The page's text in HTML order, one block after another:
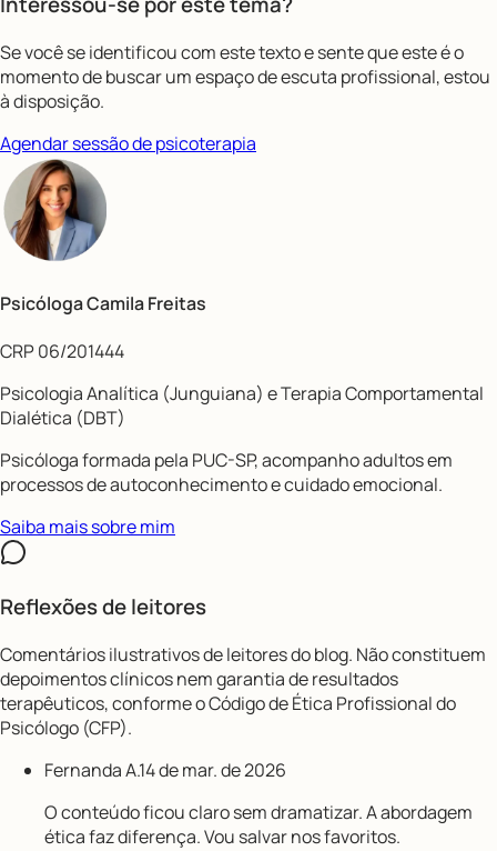
Se você se identificou com este texto e sente que este é o
momento de buscar um espaço de escuta profissional, estou
à disposição.
Agendar sessão de psicoterapia
Psicóloga Camila Freitas
CRP 06/201444
Psicologia Analítica (Junguiana) e Terapia Comportamental
Dialética (DBT)
Psicóloga formada pela PUC-SP, acompanho adultos em
processos de autoconhecimento e cuidado emocional.
Saiba mais sobre mim
Reflexões de leitores
Comentários ilustrativos de leitores do blog. Não constituem
depoimentos clínicos nem garantia de resultados
terapêuticos, conforme o Código de Ética Profissional do
Psicólogo (CFP).
Fernanda A.14 de mar. de 2026
O conteúdo ficou claro sem dramatizar. A abordagem
ética faz diferença. Vou salvar nos favoritos.